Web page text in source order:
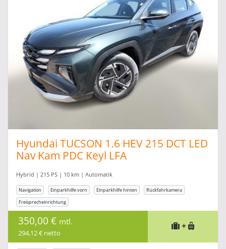
Hyundai TUCSON 1.6 HEV 215 DCT LED
Nav Kam PDC Keyl LFA
Hybrid | 215 PS | 10 km | Automatik
Navigation Einparkhilfe vorn Einparkhilfe hinten
Rückfahrkamera
Freisprecheinrichtung
350,00 € mtl.
294,12 € netto
+